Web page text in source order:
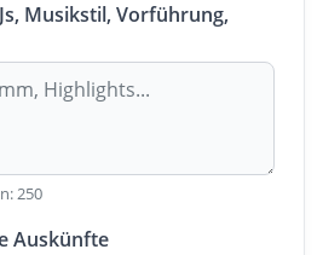
Musikstil, Vorführung,
250
Auskünfte